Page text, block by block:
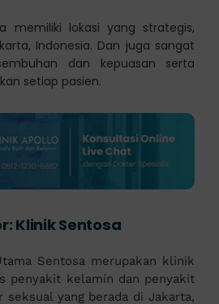
memiliki lokasi yang strategis,
Indonesia. Dan juga sangat
dan kepuasan serta
setiap pasien.
Klinik Sentosa
Sentosa merupakan klinik
penyakit kelamin dan penyakit
seksual yang berada di Jakarta,